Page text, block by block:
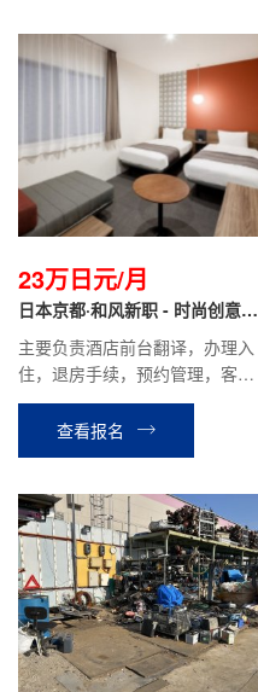
23万日元/月
日本京都·和风新职 - 时尚创意酒
店翻译 正社员
主要负责酒店前台翻译，办理入
住，退房手续，预约管理，客房
确认等相关工作。
查看报名